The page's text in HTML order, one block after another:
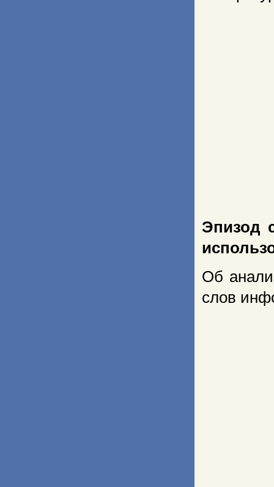
Эпизод
Об
слов